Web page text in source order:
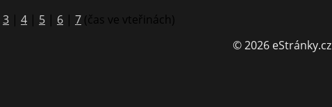
3 | 4 | 5 | 6 | 7 (čas ve vteřinách)
© 2026 eStránky.cz